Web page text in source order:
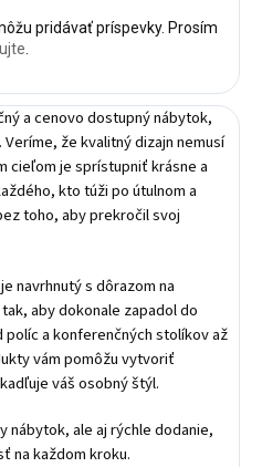
pridávať príspevky. Prosím
a cenovo dostupný nábytok,
že kvalitný dizajn nemusí
cieľom je sprístupniť krásne a
kto túži po útulnom a
toho, aby prekročil svoj
navrhnutý s dôrazom na
aby dokonale zapadol do
a konferenčných stolíkov až
vám pomôžu vytvoriť
váš osobný štýl.
nábytok, ale aj rýchle dodanie,
na každom kroku.